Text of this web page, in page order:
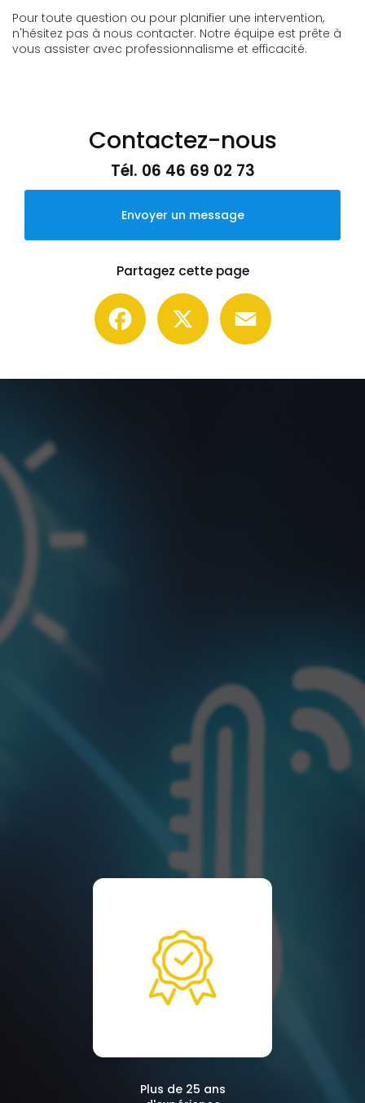
Pour toute question ou pour planifier une intervention,
n'hésitez pas à nous contacter. Notre équipe est prête à
vous assister avec professionnalisme et efficacité.
Contactez-nous
Tél. 06 46 69 02 73
Envoyer un message
Partagez cette page
Facebook
Plus de 25 ans